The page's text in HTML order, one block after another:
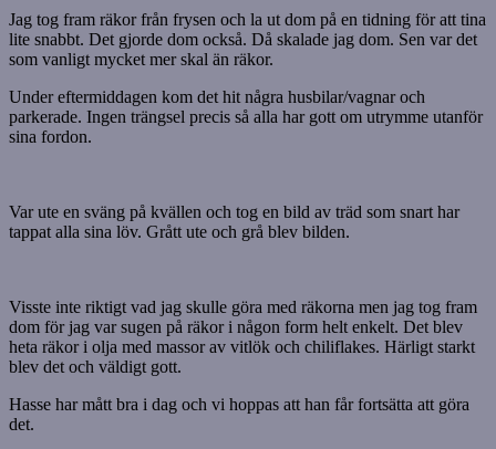
Jag tog fram räkor från frysen och la ut dom på en tidning för att tina
lite snabbt. Det gjorde dom också. Då skalade jag dom. Sen var det
som vanligt mycket mer skal än räkor.
Under eftermiddagen kom det hit några husbilar/vagnar och
parkerade. Ingen trängsel precis så alla har gott om utrymme utanför
sina fordon.
Var ute en sväng på kvällen och tog en bild av träd som snart har
tappat alla sina löv. Grått ute och grå blev bilden.
Visste inte riktigt vad jag skulle göra med räkorna men jag tog fram
dom för jag var sugen på räkor i någon form helt enkelt. Det blev
heta räkor i olja med massor av vitlök och chiliflakes. Härligt starkt
blev det och väldigt gott.
Hasse har mått bra i dag och vi hoppas att han får fortsätta att göra
det.